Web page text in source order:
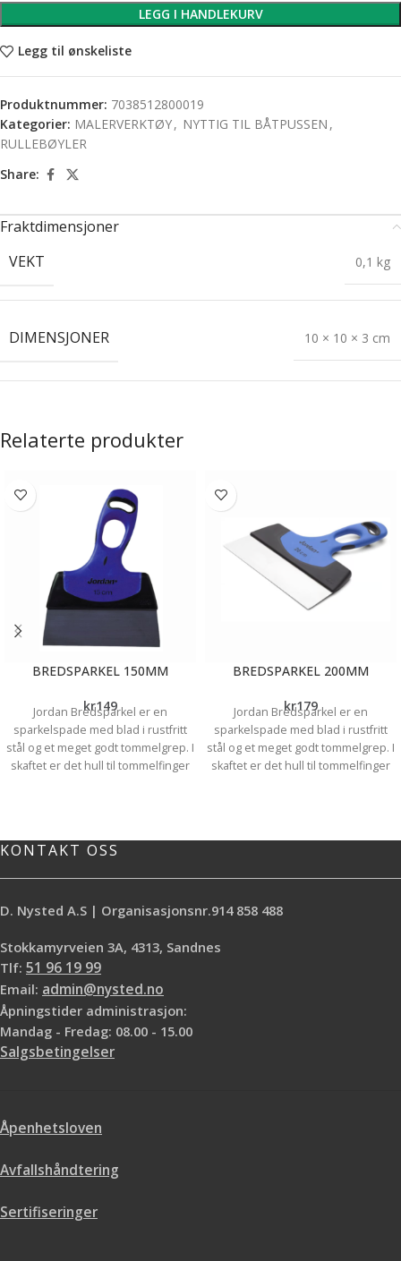
LEGG I HANDLEKURV
Legg til ønskeliste
Produktnummer: 7038512800019
Kategorier: MALERVERKTØY, NYTTIG TIL BÅTPUSSEN ,
RULLEBØYLER
Share:
Fraktdimensjoner
VEKT
0,1 kg
DIMENSJONER 10 × 10 × 3 cm
Relaterte produkter
BREDSPARKEL 150MM
kr149
Jordan Bredsparkel er en
sparkelspade med blad i rustfritt
stål og et meget godt tommelgrep. I
skaftet er det hull til tommelfinger
belastningen i hånden.
BREDSPARKEL 200MM
kr179
Jordan Bredsparkel er en
sparkelspade med blad i rustfritt
stål og et meget godt tommelgrep. I
skaftet er det hull til tommelfinger
belastningen i hånden.
KONTAKT OSS
D. Nysted A.S | Organisasjonsnr.914 858 488
Stokkamyrveien 3A, 4313, Sandnes
Tlf: 51 96 19 99
Email: admin@nysted.no
Åpningstider administrasjon:
Mandag - Fredag: 08.00 - 15.00
Salgsbetingelser
Åpenhetsloven
Avfallshåndtering
Sertifiseringer